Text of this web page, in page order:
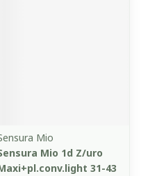
Mio
Mio 1d Z/uro
31-43